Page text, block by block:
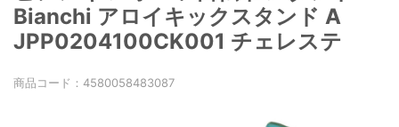
Bianchi アロイキックスタンド A
JPP0204100CK001 チェレステ
商品コード： 4580058483087